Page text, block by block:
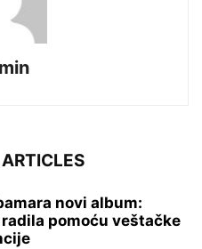
novi album:
pomoću veštačke